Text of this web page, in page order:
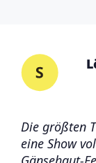
Die größten
eine Show